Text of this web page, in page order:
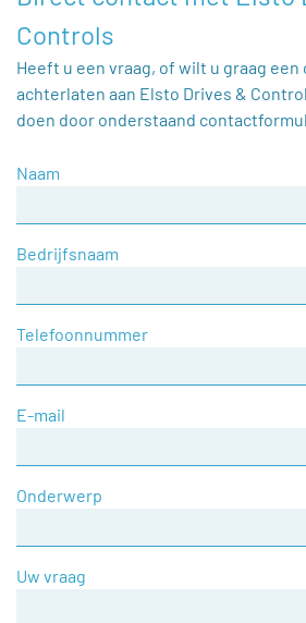
Controls
Heeft u een vraag, of wilt u graag een
achterlaten aan Elsto Drives &
doen door onderstaand
Naam
Bedrijfsnaam
Telefoonnummer
E-mail
Onderwerp
Uw vraag